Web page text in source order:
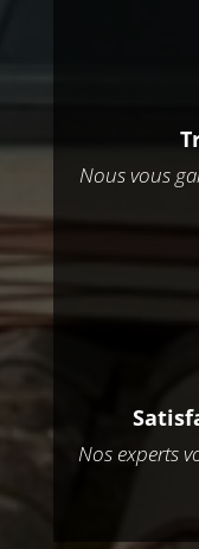
Nous vous
Nos experts